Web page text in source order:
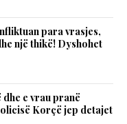
para vrasjes,
një thikë! Dyshohet
e vrau pranë
Korçë jep detajet